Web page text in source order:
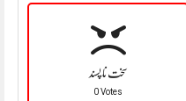
سخت نا پسند
0 Votes